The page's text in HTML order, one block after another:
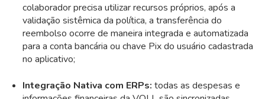
colaborador precisa utilizar recursos próprios, após a
validação sistêmica da política, a transferência do
reembolso ocorre de maneira integrada e automatizada
para a conta bancária ou chave Pix do usuário cadastrada
no aplicativo;
Integração Nativa com ERPs: todas as despesas e